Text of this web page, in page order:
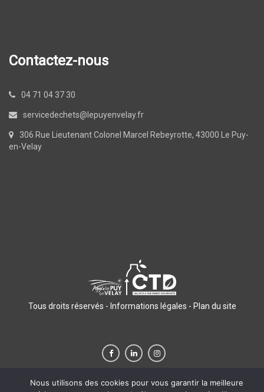
Contactez-nous
04 71 04 37 30
servicedechets@lepuyenvelay.fr
306 Rue Lieutenant Colonel Marcel Rebeyrotte, 43000 Le Puy-
en-Velay
Tous droits réservés - Informations légales - Plan du site
Nous utilisons des cookies pour vous garantir la meilleure